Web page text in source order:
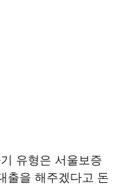
유형은 서울보증
출을 해주겠다고 돈